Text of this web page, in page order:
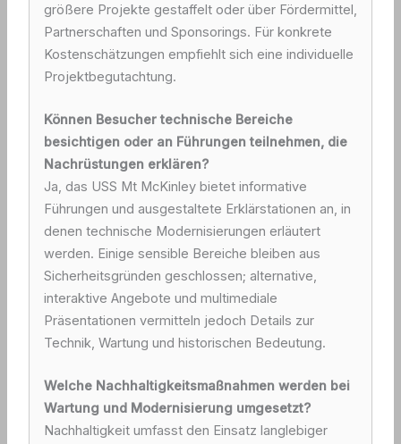
größere Projekte gestaffelt oder über Fördermittel,
Partnerschaften und Sponsorings. Für konkrete
Kostenschätzungen empfiehlt sich eine individuelle
Projektbegutachtung.
Können Besucher technische Bereiche
besichtigen oder an Führungen teilnehmen, die
Nachrüstungen erklären?
Ja, das USS Mt McKinley bietet informative
Führungen und ausgestaltete Erklärstationen an, in
denen technische Modernisierungen erläutert
werden. Einige sensible Bereiche bleiben aus
Sicherheitsgründen geschlossen; alternative,
interaktive Angebote und multimediale
Präsentationen vermitteln jedoch Details zur
Technik, Wartung und historischen Bedeutung.
Welche Nachhaltigkeitsmaßnahmen werden bei
Wartung und Modernisierung umgesetzt?
Nachhaltigkeit umfasst den Einsatz langlebiger